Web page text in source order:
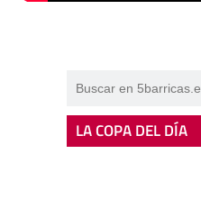
LA COPA DEL DÍA